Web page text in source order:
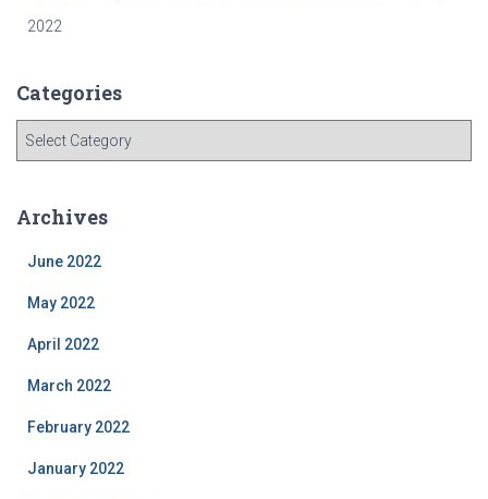
2022
Categories
gArchives
June 2022
May 2022
April 2022
March 2022
February 2022
January 2022